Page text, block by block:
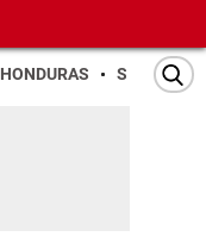
HONDURAS SAN PEDRO